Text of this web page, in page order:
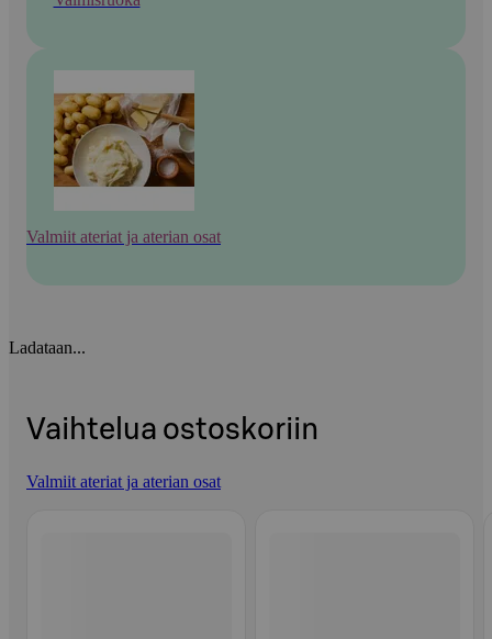
Valmiit ateriat ja aterian osat
Ladataan...
Vaihtelua ostoskoriin
Valmiit ateriat ja aterian osat